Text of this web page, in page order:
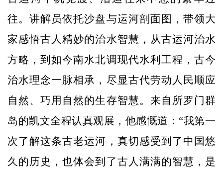
往。讲解员依托沙盘与运河剖面图，带领大
家感悟古人精妙的治水智慧，从古运河治水
方略，到如今南水北调现代水利工程，古今
治水理念一脉相承，尽显古代劳动人民顺应
自然、巧用自然的生存智慧。来自所罗门群
岛的凯文全程认真观展，他感慨道：“我第一
次了解这条古老运河，真切感受到了中国悠
久的历史，也体会到了古人满满的智慧，是